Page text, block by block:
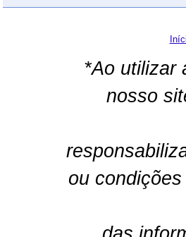
*Ao utilizar
nosso
ou